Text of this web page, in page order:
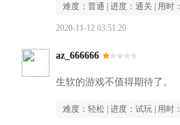
难度： 普通 | 进度： 通关 | 用时：
2020-11-12 03:51:20
az_666666
生软的游戏不值得期待了。
难度： 轻松 | 进度： 试玩 | 用时：